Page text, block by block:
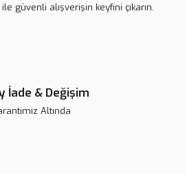
güvenli alışverişin keyfini çıkarın.
İade & Değişim
Altında